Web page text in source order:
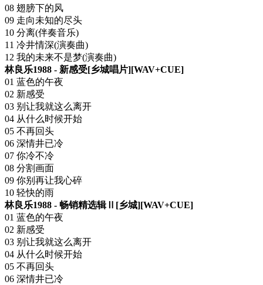
08 翅膀下的风
09 走向未知的尽头
10 分离(伴奏音乐)
11 冷井情深(演奏曲)
12 我的未来不是梦(演奏曲)
林良乐1988 - 新感受[乡城唱片][WAV+CUE]
01 蓝色的午夜
02 新感受
03 别让我就这么离开
04 从什么时候开始
05 不再回头
06 深情井已冷
07 你冷不冷
08 分割画面
09 你别再让我心碎
10 轻快的雨
林良乐1988 - 畅销精选辑Ⅱ[乡城][WAV+CUE]
01 蓝色的午夜
02 新感受
03 别让我就这么离开
04 从什么时候开始
05 不再回头
06 深情井已冷